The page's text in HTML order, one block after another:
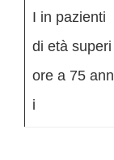
I in pazienti
di età superi
ore a 75 ann
i